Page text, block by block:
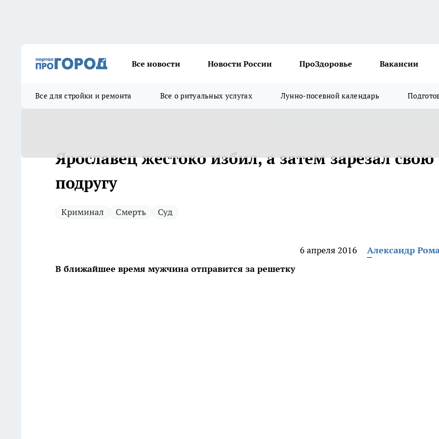
Все новости Новости России ПроЗдоровье Вакансии
Все для стройки и ремонта Все о ритуальных услугах Лунно-посевной календарь
Ярославец жестоко избил, а затем зарезал свою
подругу
Криминал Смерть Суд
6 апреля 2016
Александр
В ближайшее время мужчина отправится за решетку